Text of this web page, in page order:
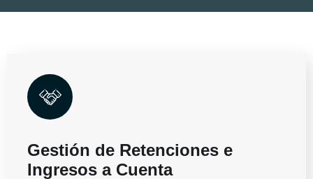
Gestión de Retenciones e
Ingresos a Cuenta